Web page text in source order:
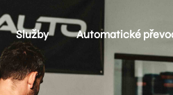
Služby Automatické